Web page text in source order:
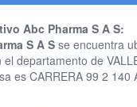
Abc Pharma S A S:
S A S se encuentra
departamento de
es CARRERA 99 2 140